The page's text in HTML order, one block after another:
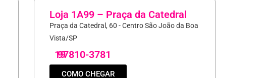
Loja 1A99 – Praça da Catedral
Praça da Catedral, 60 - Centro São João da Boa
Vista/SP
19
97810-3781
COMO CHEGAR